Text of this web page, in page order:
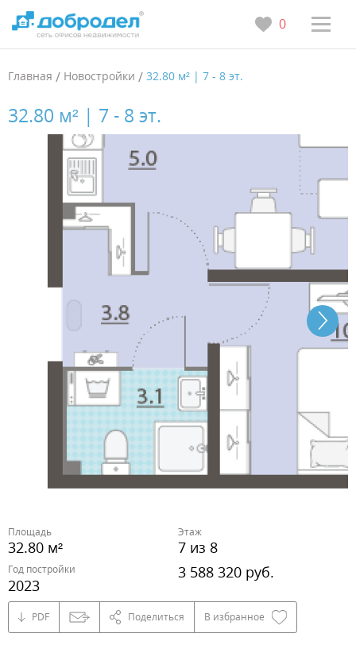
0
Главная / Новостройки / 32.80 м² | 7 - 8 эт.
32.80 м² | 7 - 8 эт.
Площадь
32.80 м²
Этаж
7 из 8
Год постройки
2023
3 588 320 руб.
PDF Поделиться В избранное